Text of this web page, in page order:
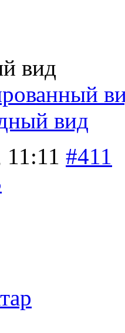
вид
вид
11:11 #411